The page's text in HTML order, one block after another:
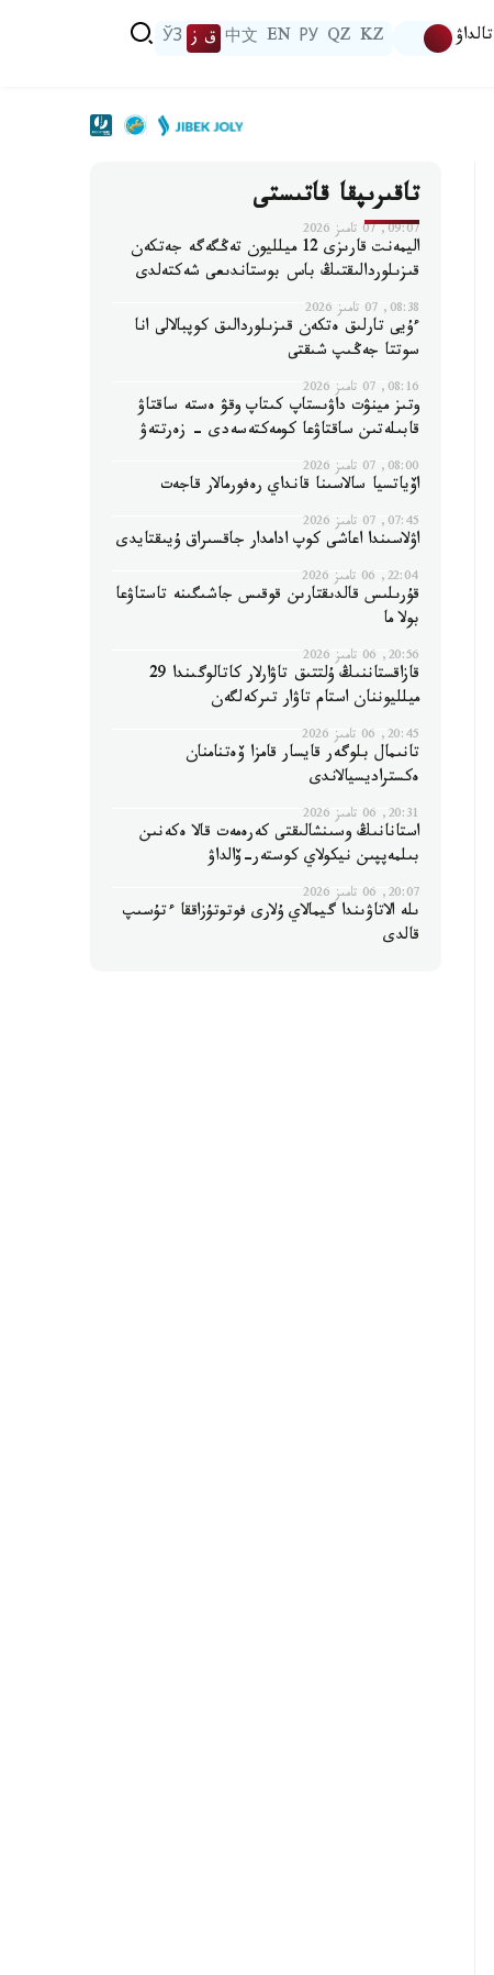
تالداۋ KZ
QZ
РУ
EN
中文 ق ز ЎЗ
تاقىرىپقا قاتىستى
09:07, 07 تامىز 2026
اليمەنت قارىزى 12 ميلليون تەڭگەگە جەتكەن
قىزىلوردالىقتىڭ باس بوستاندىعى شەكتەلدى
08:38, 07 تامىز 2026
ءۇيى تارلىق ەتكەن قىزىلوردالىق كوپبالالى انا
سوتتا جەڭىپ شىقتى
08:16, 07 تامىز 2026
وتىز مينۋت داۋىستاپ كىتاپ وقۋ ەستە ساقتاۋ
قابىلەتىن ساقتاۋعا كومەكتەسەدى - زەرتتەۋ
08:00, 07 تامىز 2026
اۆياتسيا سالاسىنا قانداي رەفورمالار قاجەت
07:45, 07 تامىز 2026
اۋلاسىندا اعاشى كوپ ادامدار جاقسىراق ۇيىقتايدى
22:04, 06 تامىز 2026
قۇرىلىس قالدىقتارىن قوقىس جاشىگىنە تاستاۋعا
بولا ما
20:56, 06 تامىز 2026
قازاقستاننىڭ ۇلتتىق تاۋارلار كاتالوگىندا 29
ميلليوننان استام تاۋار تىركەلگەن
20:45, 06 تامىز 2026
تانىمال بلوگەر قايسار قامزا ۆەتنامنان
ەكستراديسيالاندى
20:31, 06 تامىز 2026
استانانىڭ وسىنشالىقتى كەرەمەت قالا ەكەنىن
بىلمەپپىن نيكولاي كوستەر-ۆالداۋ
20:07, 06 تامىز 2026
ىلە الاتاۋىندا گيمالاي ۇلارى فوتوتۇزاققا ءتۇسىپ
قالدى